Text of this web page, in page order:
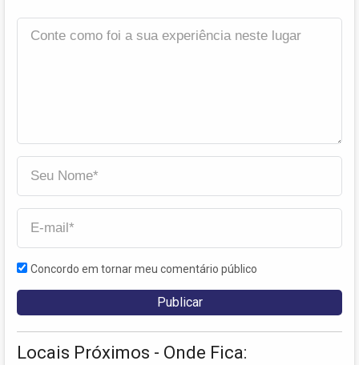
Concordo em tornar meu comentário público
Locais Próximos - Onde Fica: